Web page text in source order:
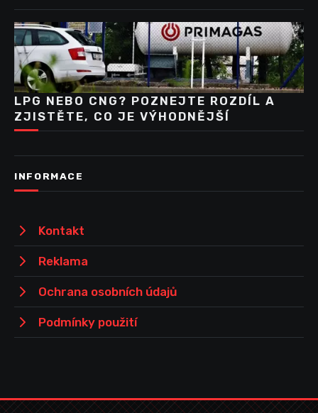
LPG NEBO CNG? POZNEJTE ROZDÍL A
ZJISTĚTE, CO JE VÝHODNĚJŠÍ
INFORMACE
Kontakt
Reklama
Ochrana osobních údajů
Podmínky použití